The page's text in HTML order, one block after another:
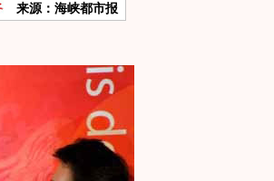
来源：海峡都市报